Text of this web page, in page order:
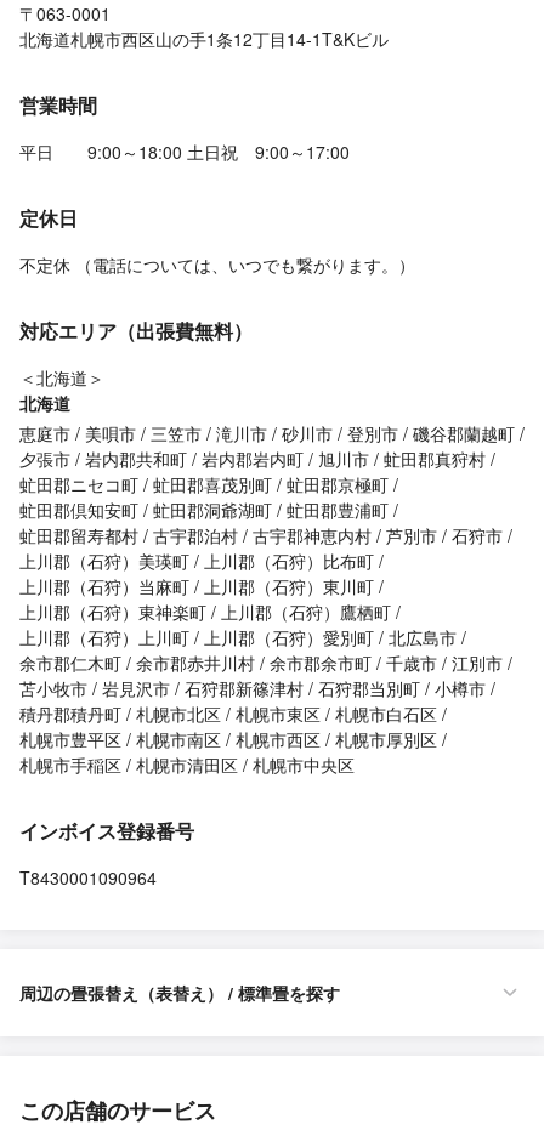
〒063-0001
北海道札幌市西区山の手1条12丁目14-1T&Kビル
営業時間
平日 9:00～18:00 土日祝 9:00～17:00
定休日
不定休 （電話については、いつでも繋がります。）
対応エリア（出張費無料）
＜北海道＞
北海道
恵庭市
美唄市 三笠市 滝川市 砂川市 登別市 磯谷郡蘭越町
夕張市 岩内郡共和町 岩内郡岩内町 旭川市 虻田郡真狩村
虻田郡ニセコ町 虻田郡喜茂別町 虻田郡京極町
虻田郡倶知安町 虻田郡洞爺湖町 虻田郡豊浦町
虻田郡留寿都村 古宇郡泊村 古宇郡神恵内村 芦別市 石狩市
上川郡（石狩）美瑛町 上川郡（石狩）比布町
上川郡（石狩）当麻町 上川郡（石狩）東川町
上川郡（石狩）東神楽町 上川郡（石狩）鷹栖町
上川郡（石狩）上川町 上川郡（石狩）愛別町 北広島市
余市郡仁木町 余市郡赤井川村 余市郡余市町 千歳市 江別市
苫小牧市 岩見沢市 石狩郡新篠津村 石狩郡当別町 小樽市
積丹郡積丹町 札幌市北区 札幌市東区 札幌市白石区
札幌市豊平区 札幌市南区 札幌市西区 札幌市厚別区
札幌市手稲区 札幌市清田区 札幌市中央区
インボイス登録番号
T8430001090964
周辺の畳張替え（表替え） / 標準畳を探す
この店舗のサービス